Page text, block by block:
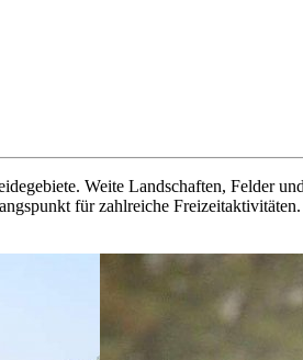
Weite Landschaften, Felder
für zahlreiche